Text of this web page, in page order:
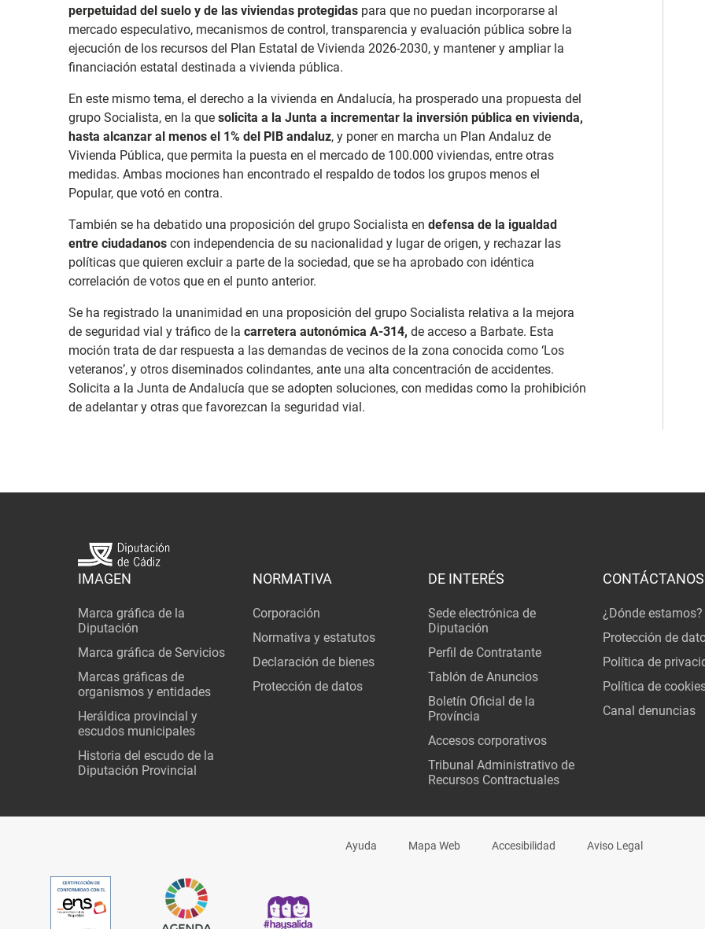
perpetuidad del suelo y de las viviendas protegidas para que no puedan incorporarse al
mercado especulativo, mecanismos de control, transparencia y evaluación pública sobre la
ejecución de los recursos del Plan Estatal de Vivienda 2026-2030, y mantener y ampliar la
financiación estatal destinada a vivienda pública.
En este mismo tema, el derecho a la vivienda en Andalucía, ha prosperado una propuesta del
grupo Socialista, en la que solicita a la Junta a incrementar la inversión pública en vivienda,
hasta alcanzar al menos el 1% del PIB andaluz, y poner en marcha un Plan Andaluz de
Vivienda Pública, que permita la puesta en el mercado de 100.000 viviendas, entre otras
medidas. Ambas mociones han encontrado el respaldo de todos los grupos menos el
Popular, que votó en contra.
También se ha debatido una proposición del grupo Socialista en defensa de la igualdad
entre ciudadanos con independencia de su nacionalidad y lugar de origen, y rechazar las
políticas que quieren excluir a parte de la sociedad, que se ha aprobado con idéntica
correlación de votos que en el punto anterior.
Se ha registrado la unanimidad en una proposición del grupo Socialista relativa a la mejora
de seguridad vial y tráfico de la carretera autonómica A-314, de acceso a Barbate. Esta
moción trata de dar respuesta a las demandas de vecinos de la zona conocida como ‘Los
veteranos’, y otros diseminados colindantes, ante una alta concentración de accidentes.
Solicita a la Junta de Andalucía que se adopten soluciones, con medidas como la prohibición
de adelantar y otras que favorezcan la seguridad vial.
IMAGEN
Marca gráfica de la
Diputación
Marca gráfica de Servicios
Marcas gráficas de
organismos y entidades
Heráldica provincial y
escudos municipales
Historia del escudo de la
Diputación Provincial
NORMATIVA
Corporación
Normativa y estatutos
Declaración de bienes
Protección de datos
DE INTERÉS
Sede electrónica de
Diputación
Perfil de Contratante
Tablón de Anuncios
Boletín Oficial de la
Província
Accesos corporativos
Tribunal Administrativo de
Recursos Contractuales
CONTÁCTANOS
¿Dónde estamos?
Protección de
Política de
Política de
Canal denuncias
Ayuda Mapa Web Accesibilidad Aviso Legal